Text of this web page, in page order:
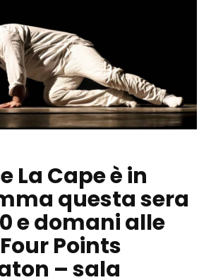
La Capeè in
questa sera
e domani alle
Points
– sala